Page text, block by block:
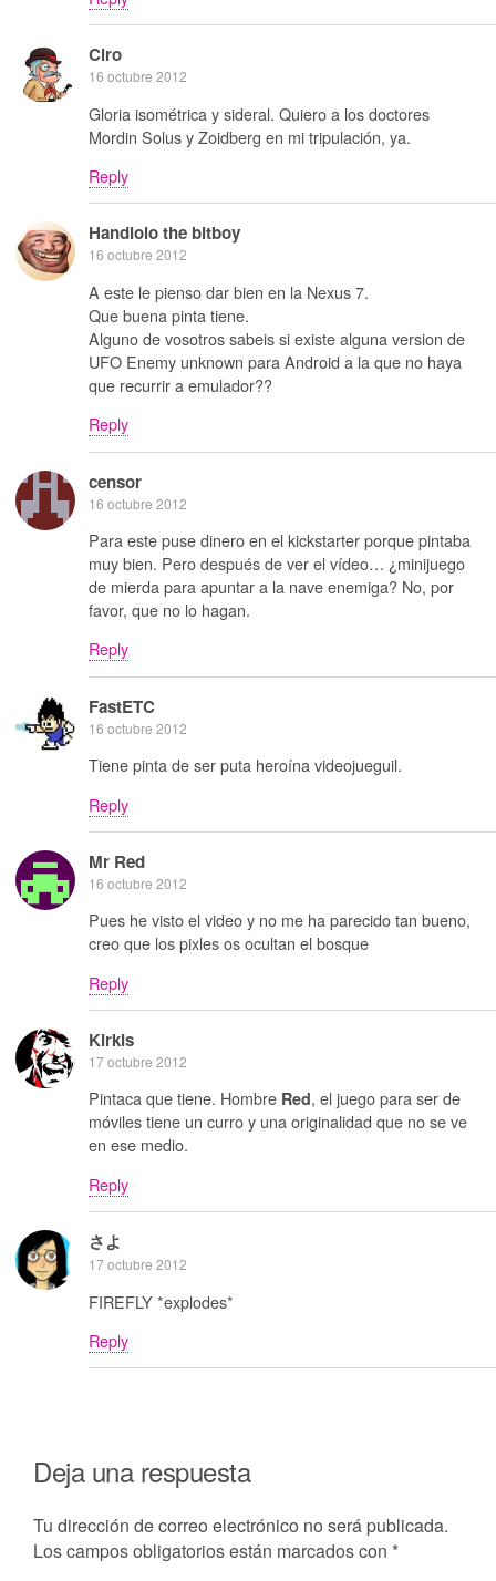
Ciro
16 octubre 2012
Gloria isométrica y sideral. Quiero a los doctores
Mordin Solus y Zoidberg en mi tripulación, ya.
Reply
Handlolo the bitboy
16 octubre 2012
A este le pienso dar bien en la Nexus 7.
Que buena pinta tiene.
Alguno de vosotros sabeis si existe alguna version de
UFO Enemy unknown para Android a la que no haya
que recurrir a emulador??
Reply
censor
16 octubre 2012
Para este puse dinero en el kickstarter porque pintaba
muy bien. Pero después de ver el vídeo… ¿minijuego
de mierda para apuntar a la nave enemiga? No, por
favor, que no lo hagan.
Reply
FastETC
16 octubre 2012
Tiene pinta de ser puta heroína videojueguil.
Reply
Mr Red
16 octubre 2012
Pues he visto el video y no me ha parecido tan bueno,
creo que los pixles os ocultan el bosque
Reply
Kirkis
17 octubre 2012
Pintaca que tiene. Hombre Red, el juego para ser de
móviles tiene un curro y una originalidad que no se ve
en ese medio.
Reply
さよ
17 octubre 2012
FIREFLY *explodes*
Reply
Deja una respuesta
Tu dirección de correo electrónico no será publicada.
Los campos obligatorios están marcados con *